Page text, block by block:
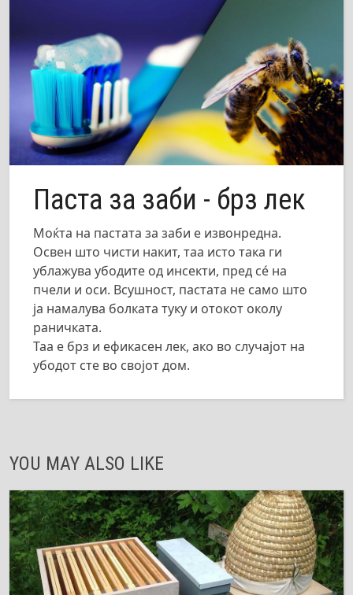
Паста за заби - брз лек
Моќта на пастата за заби е извонредна.
Освен што чисти накит, таа исто така ги
ублажува убодите од инсекти, пред сé на
пчели и оси. Всушност, пастата не само што
ја намалува болката туку и отокот околу
раничката.
Таа е брз и ефикасен лек, ако во случајот на
убодот сте во својот дом.
YOU MAY ALSO LIKE